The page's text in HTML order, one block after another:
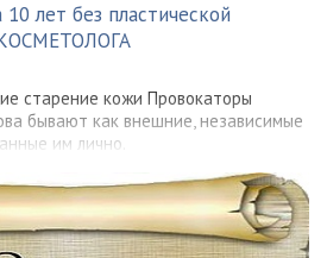
лет без пластической
старение кожи Провокаторы
бывают как внешние, независимые
им лично.